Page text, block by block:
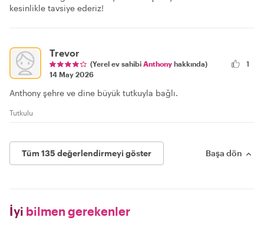
kesinlikle tavsiye ederiz!
Trevor
(Yerel ev sahibi Anthony hakkında)
14 May 2026
1
Anthony şehre ve dine büyük tutkuyla bağlı.
Tutkulu
Tüm 135 değerlendirmeyi göster Başa dön
İyi bilmen gerekenler